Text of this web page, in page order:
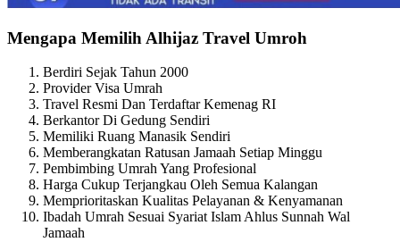
Mengapa Memilih Alhijaz Travel Umroh
Berdiri Sejak Tahun 2000
Provider Visa Umrah
Travel Resmi Dan Terdaftar Kemenag RI
Berkantor Di Gedung Sendiri
Memiliki Ruang Manasik Sendiri
Memberangkatan Ratusan Jamaah Setiap Minggu
Pembimbing Umrah Yang Profesional
Harga Cukup Terjangkau Oleh Semua Kalangan
Memprioritaskan Kualitas Pelayanan & Kenyamanan
Ibadah Umrah Sesuai Syariat Islam Ahlus Sunnah Wal
Jamaah